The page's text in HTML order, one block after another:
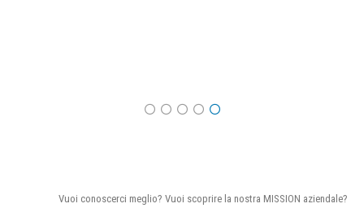
Vuoi conoscerci meglio? Vuoi scoprire la nostra MISSION aziendale?